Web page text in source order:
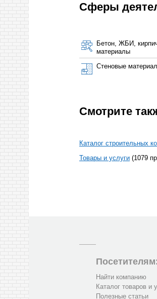
Сферы
Бетон, ЖБИ,
материалы
Стеновые
Смотрите
Каталог строительных
Товары и услуги (1079
Найти компанию
Каталог товаров и
Полезные статьи